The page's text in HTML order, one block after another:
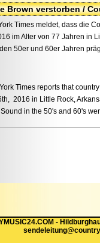
Brown verstorben /
Times meldet, dass die
im Alter von 77 Jahren in
50er und 60er Jahren
Times reports that
2016 in Little Rock,
in the 50's and 60's
-